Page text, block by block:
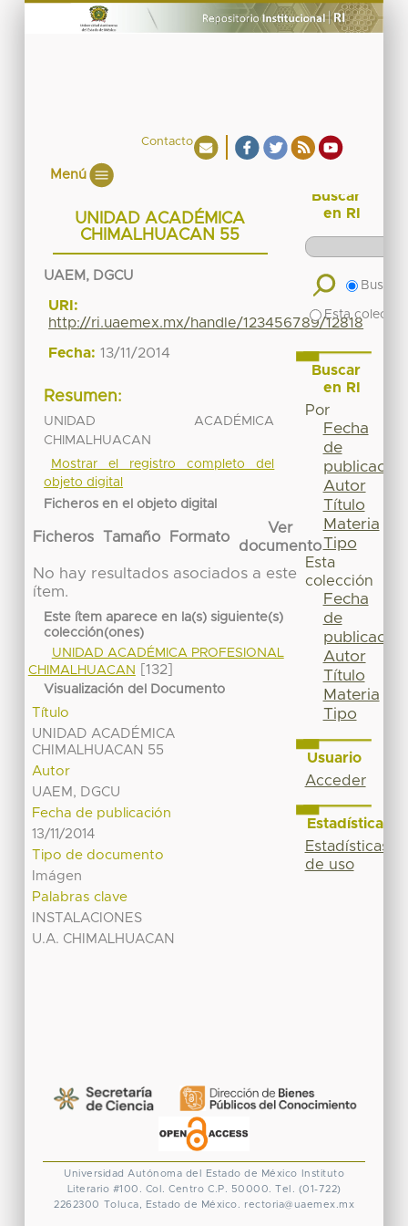
Contacto
Menú
UNIDAD ACADÉMICA
CHIMALHUACAN 55
UAEM, DGCU
URI:
http://ri.uaemex.mx/handle/123456789/12818
Fecha: 13/11/2014
Resumen:
UNIDAD ACADÉMICA
CHIMALHUACAN
Mostrar el registro completo del
objeto digital
Ficheros en el objeto digital
Ficheros Tamaño Formato
Ver
documento
No hay resultados asociados a este
ítem.
Este ítem aparece en la(s) siguiente(s)
colección(ones)
UNIDAD ACADÉMICA PROFESIONAL
CHIMALHUACAN
[132]
Visualización del Documento
Título
UNIDAD ACADÉMICA
CHIMALHUACAN 55
Autor
UAEM, DGCU
Fecha de publicación
13/11/2014
Tipo de documento
Imágen
Palabras clave
INSTALACIONES
U.A. CHIMALHUACAN
Buscar
en RI
Buscar
Esta
Buscar
en RI
Por
Fecha
de
publicación
Autor
Título
Materia
Tipo
Esta
colección
Fecha
de
publicación
Autor
Título
Materia
Tipo
Usuario
Acceder
Estadísticas
Estadísticas
de uso
Universidad Autónoma del Estado de México
Instituto
Literario #100. Col. Centro C.P. 50000. Tel. (01-722)
2262300 Toluca, Estado de México. rectoria@uaemex.mx